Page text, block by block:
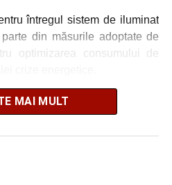
întregul sistem de iluminat
din măsurile adoptate de
optimizarea consumului de
că reducerea intensității
fie menținut un nivel adecvat
MAI MULT